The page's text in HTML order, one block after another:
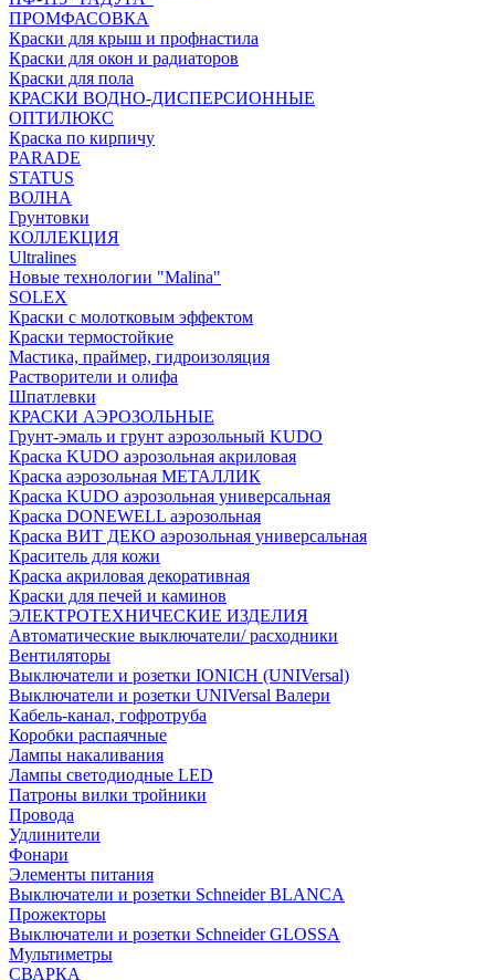
ПРОМФАСОВКА
Краски для крыш и профнастила
Краски для окон и радиаторов
Краски для пола
КРАСКИ ВОДНО-ДИСПЕРСИОННЫЕ
ОПТИЛЮКС
Краска по кирпичу
PARADE
STATUS
ВОЛНА
Грунтовки
КОЛЛЕКЦИЯ
Ultralines
Новые технологии "Malina"
SOLEX
Краски с молотковым эффектом
Краски термостойкие
Мастика, праймер, гидроизоляция
Растворители и олифа
Шпатлевки
КРАСКИ АЭРОЗОЛЬНЫЕ
Грунт-эмаль и грунт аэрозольный KUDO
Краска KUDO аэрозольная акриловая
Краска аэрозольная МЕТАЛЛИК
Краска KUDO аэрозольная универсальная
Краска DONEWELL аэрозольная
Краска ВИТ ДЕКО аэрозольная универсальная
Краситель для кожи
Краска акриловая декоративная
Краски для печей и каминов
ЭЛЕКТРОТЕХНИЧЕСКИЕ ИЗДЕЛИЯ
Автоматические выключатели/ расходники
Вентиляторы
Выключатели и розетки IONICH (UNIVersal)
Выключатели и розетки UNIVersal Валери
Кабель-канал, гофротруба
Коробки распаячные
Лампы накаливания
Лампы светодиодные LED
Патроны вилки тройники
Провода
Удлинители
Фонари
Элементы питания
Выключатели и розетки Schneider BLANCA
Прожекторы
Выключатели и розетки Schneider GLOSSA
Мультиметры
СВАРКА